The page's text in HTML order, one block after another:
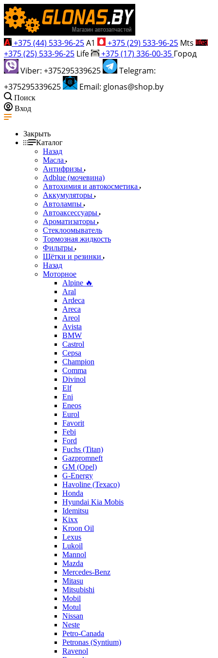
+375 (44) 533-96-25A1 +375 (29) 533-96-25 Mts
+375 (25) 533-96-25 Life +375 (17) 336-00-35 Город
Viber: +375295339625
Telegram:
+375295339625
Email: glonas@shop.by
Поиск
Вход
Закрыть
Каталог
Назад
Масла
Антифризы
Adblue (мочевина)
Автохимия и автокосметика
Аккумуляторы
Автолампы
Автоаксессуары
Ароматизаторы
Стеклоомыватель
Тормозная жидкость
Фильтры
Щётки и резинки
Назад
Моторное
Alpine 🔥
Aral
Ardeca
Areca
Areol
Avista
BMW
Castrol
Cepsa
Champion
Comma
Divinol
Elf
Eni
Eneos
Eurol
Favorit
Febi
Ford
Fuchs (Titan)
Gazpromneft
GM (Opel)
G-Energy
Havoline (Texaco)
Honda
Hyundai Kia Mobis
Idemitsu
Kixx
Kroon Oil
Lexus
Lukoil
Mannol
Mazda
Mercedes-Benz
Mitasu
Mitsubishi
Mobil
Motul
Nissan
Neste
Petro-Canada
Petronas (Syntium)
Ravenol